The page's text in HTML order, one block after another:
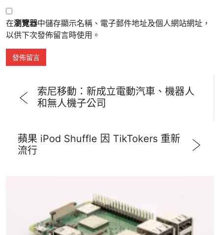
在瀏覽器中儲存顯示名稱、電子郵件地址及個人網站網址，
以供下次發佈留言時使用。
索尼移動：新成立電動汽車、機器人
和無人機子公司
蘋果 iPod Shuffle 因 TikTokers 重新
流行